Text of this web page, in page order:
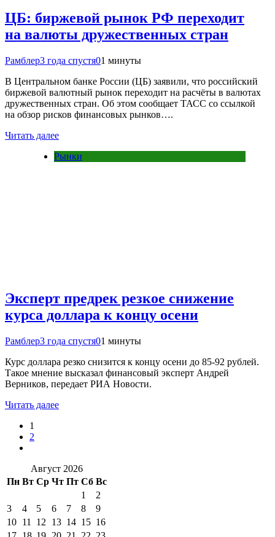
ЦБ: биржевой рынок РФ переходит
на валюты дружественных стран
Рамблер3 года спустя01 минуты
В Центральном банке России (ЦБ) заявили, что российский
биржевой валютный рынок переходит на расчёты в валютах
дружественных стран. Об этом сообщает ТАСС со ссылкой
на обзор рисков финансовых рынков….
Читать далее
Рынки
Эксперт предрек резкое снижение
курса доллара к концу осени
Рамблер3 года спустя01 минуты
Курс доллара резко снизится к концу осени до 85-92 рублей.
Такое мнение высказал финансовый эксперт Андрей
Верников, передает РИА Новости.
Читать далее
1
2
Август 2026
Пн Вт Ср Чт Пт Сб Вс
1
2
3
4 5 6 7 8
9
10 11 12 13 14 15 16